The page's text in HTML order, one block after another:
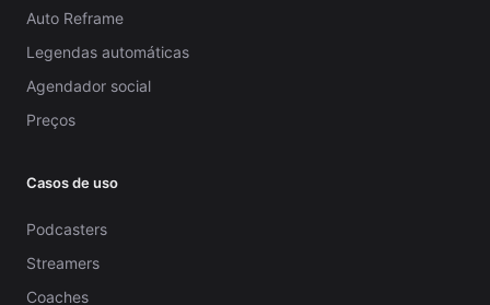
Auto Reframe
Legendas automáticas
Agendador social
Preços
Casos de uso
Podcasters
Streamers
Coaches